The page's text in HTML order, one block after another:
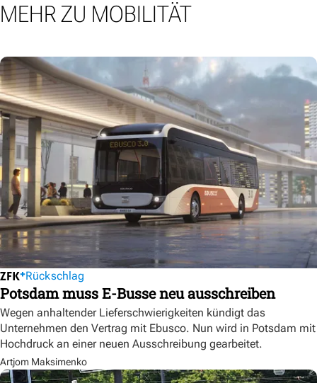
MEHR ZU MOBILITÄT
Rückschlag
Potsdam muss E-Busse neu ausschreiben
Wegen anhaltender Lieferschwierigkeiten kündigt das
Unternehmen den Vertrag mit Ebusco. Nun wird in Potsdam mit
Hochdruck an einer neuen Ausschreibung gearbeitet.
Artjom Maksimenko